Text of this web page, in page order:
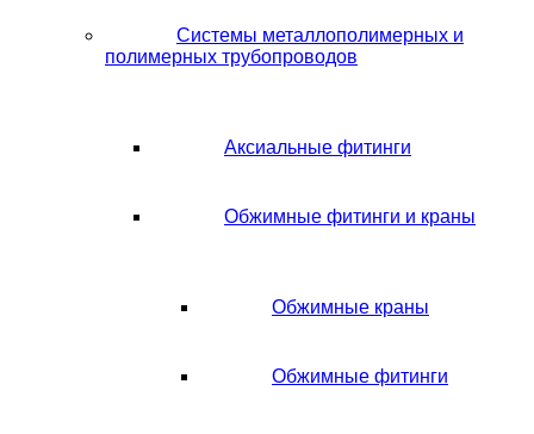
Системы металлополимерных и
полимерных трубопроводов
Аксиальные фитинги
Обжимные фитинги и краны
Обжимные краны
Обжимные фитинги